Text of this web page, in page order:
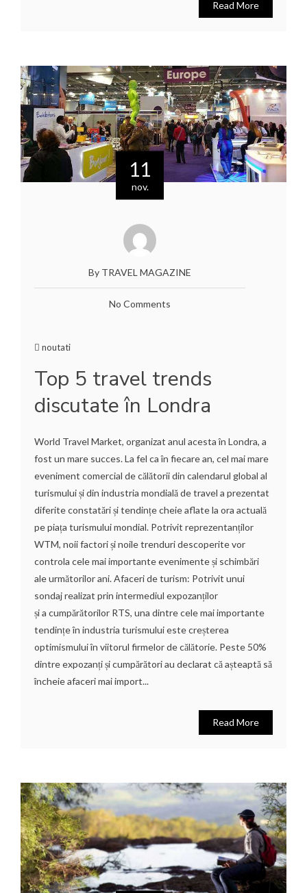
Read More
11
nov.
By TRAVEL MAGAZINE
No Comments
noutati
Top 5 travel trends
discutate în Londra
World Travel Market, organizat anul acesta în Londra, a
fost un mare succes. La fel ca în fiecare an, cel mai mare
eveniment comercial de călătorii din calendarul global al
turismului și din industria mondială de travel a prezentat
diferite constatări și tendințe cheie aflate la ora actuală
pe piața turismului mondial. Potrivit reprezentanților
WTM, noii factori și noile trenduri descoperite vor
controla cele mai importante evenimente și schimbări
ale următorilor ani. Afaceri de turism: Potrivit unui
sondaj realizat prin intermediul expozanților
și a cumpărătorilor RTS, una dintre cele mai importante
tendințe în industria turismului este creșterea
optimismului în viitorul firmelor de călătorie. Peste 50%
dintre expozanți și cumpărători au declarat că așteaptă să
încheie afaceri mai import...
Read More